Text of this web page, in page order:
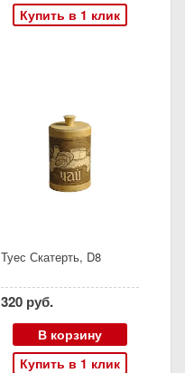
Купить в 1 клик
Туес Скатерть, D8
320 руб.
В корзину
Купить в 1 клик